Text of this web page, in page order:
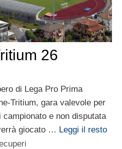
26
di Lega Pro Prima
Tritium, gara valevole per
e non disputata
giocato … Leggi il resto